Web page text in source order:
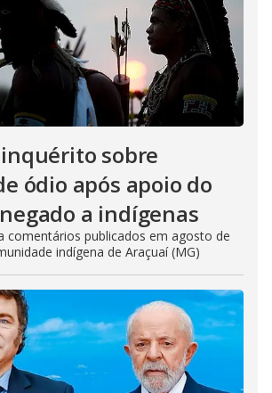
inquérito sobre
ódio após apoio do
a indígenas
comentários publicados em agosto de
indígena de Araçuaí (MG)